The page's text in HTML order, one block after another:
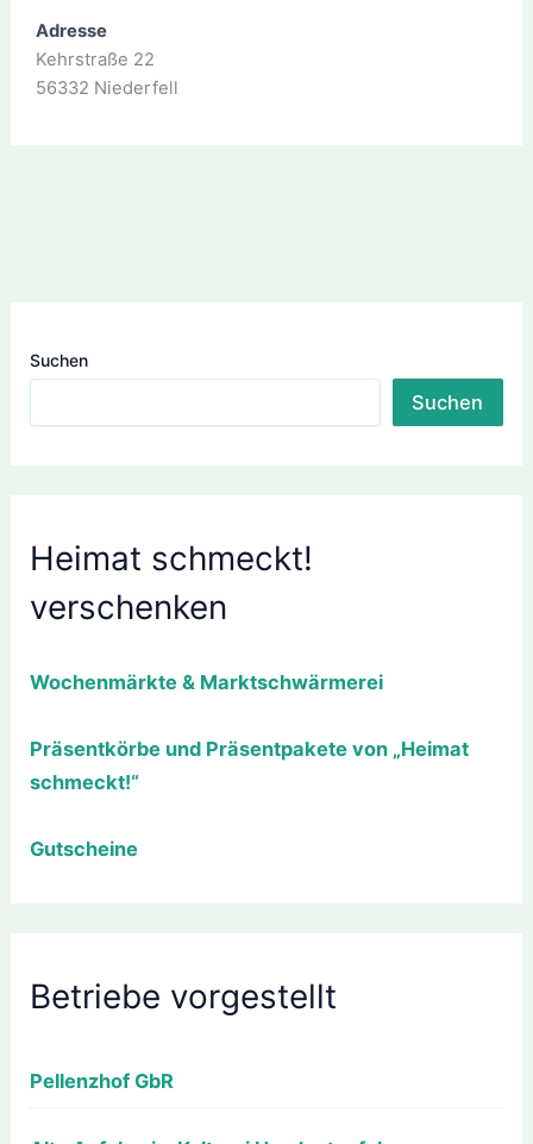
Adresse
Kehrstraße 22
56332 Niederfell
Suchen
Suchen
Heimat schmeckt!
verschenken
Wochenmärkte & Marktschwärmerei
Präsentkörbe und Präsentpakete von „Heimat
schmeckt!“
Gutscheine
Betriebe vorgestellt
Pellenzhof GbR